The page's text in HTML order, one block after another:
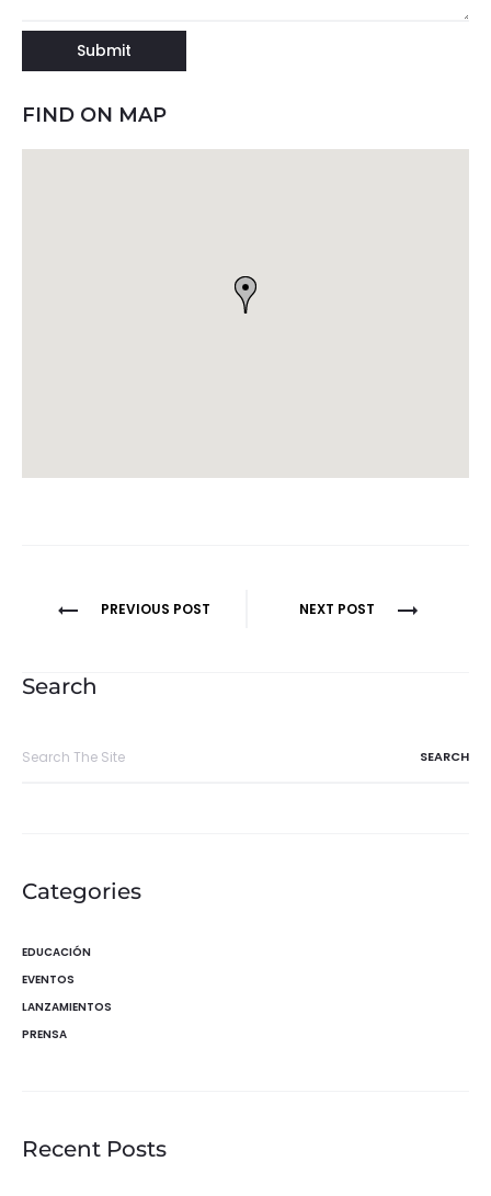
FIND ON MAP
Navegación
entradas
PREVIOUS POST NEXT POST
Search
Categories
EDUCACIÓN
EVENTOS
LANZAMIENTOS
PRENSA
Recent Posts